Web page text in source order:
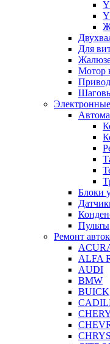
Для
Мотор
Блоки
Пульты
Ремонт
ALFA
AUDI
BMW
BUICK